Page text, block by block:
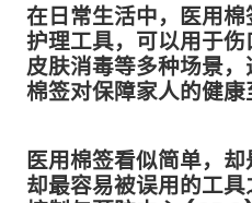
在日常生活中，医用
护理工具，可以用于伤
皮肤消毒等多种场景
棉签对保障家人的健康
医用棉签看似简单，
却最容易被误用的工